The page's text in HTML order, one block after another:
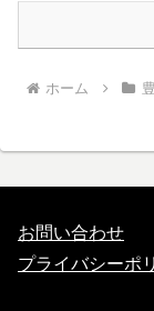
ホーム
お問い合わせ
プライバシーポ